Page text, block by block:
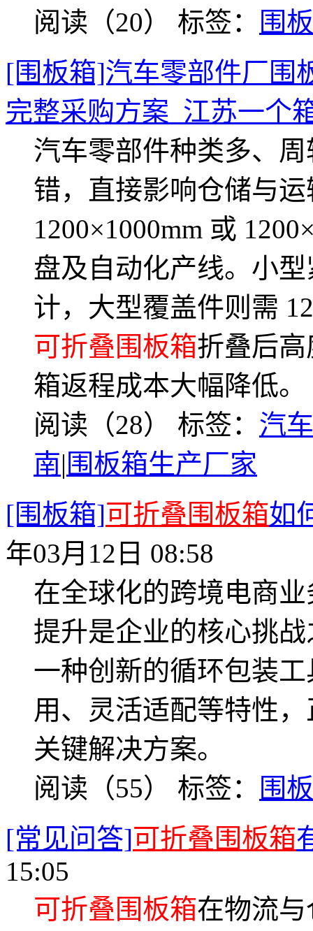
阅读（20） 标签：
围
[围板箱]汽车零部件厂围
完整采购方案_江苏一个
汽车零部件种类多、
错，直接影响仓储与
1200×1000mm 或
盘及自动化产线。小
计，大型覆盖件则需
可折叠围板箱折叠后
箱返程成本大幅降低。
阅读（28） 标签： 汽
南| 围板箱生产厂家
[围板箱]可折叠围板箱如
年03月12日 08:58
在全球化的跨境电商
提升是企业的核心挑
一种创新的循环包装
用、灵活适配等特性
关键解决方案。
阅读（55） 标签：
围
[常见问答]可折叠围板箱
15:05
可折叠围板箱在物流